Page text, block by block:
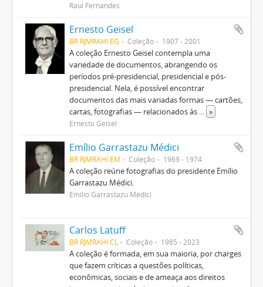
Raul Fernandes
Ernesto Geisel
BR RJMRAHI EG Coleção 1907 - 2001
A coleção Ernesto Geisel contempla uma
variedade de documentos, abrangendo os
períodos pré-presidencial, presidencial e pós-
presidencial. Nela, é possível encontrar
documentos das mais variadas formas — cartões,
cartas, fotografias — relacionados às ... »
Ernesto Geisel
Emílio Garrastazu Médici
BR RJMRAHI EM Coleção 1969 - 1974
A coleção reúne fotografias do presidente Emílio
Garrastazu Médici.
Emílio Garrastazu Médici
Carlos Latuff
BR RJMRAHI CL Coleção 1985 - 2023
A coleção é formada, em sua maioria, por charges
que fazem críticas a questões políticas,
econômicas, sociais e de ameaça aos direitos